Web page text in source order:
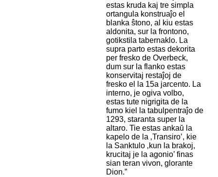
estas kruda kaj tre simpla
ortangula konstruaĵo el
blanka ŝtono, al kiu estas
aldonita, sur la frontono,
gotikstila tabernaklo. La
supra parto estas dekorita
per fresko de Overbeck,
dum sur la flanko estas
konservitaj restaĵoj de
fresko el la 15a jarcento. La
interno, je ogiva volbo,
estas tute nigrigita de la
fumo kiel la tabulpentraĵo de
1293, staranta super la
altaro. Tie estas ankaŭ la
kapelo de la ‚Transiro’, kie
la Sanktulo ‚kun la brakoj,
krucitaj je la agonio’ finas
sian teran vivon, glorante
Dion.”